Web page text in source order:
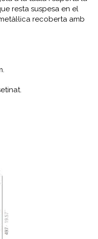
resta suspesa en el
recoberta amb